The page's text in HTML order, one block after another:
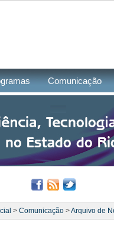
Comunicação
> Comunicação >Arquivo de